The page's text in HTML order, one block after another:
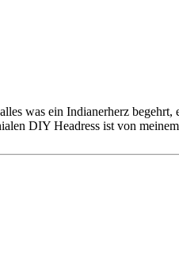
was ein Indianerherz
DIY Headress ist von